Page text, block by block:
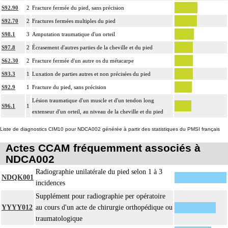
contention par appareillage rigide externe.
L'évacuation de collection articulaire inclut le lavage de l'articulation, avec ou
sans drainage.
La reconstruction osseuse ou articulaire par greffe, transplant ou matériau inerte
non prothétique inclut l'ostéosynthèse.
La réduction d'une luxation, par abord direct inclut la réparation de l'appareil
capsuloligamentaire de l'articulation par suture ou plastie, la stabilisation de
L'ostéosynthèse d'une fracture inclut sa réduction simultanée et sa contention
par appareillage externe.
La réduction orthopédique extemporanée d'une luxation inclut la contention
par confection d'un appareillage rigide externe, ou la stabilisation interne
[arthrorise] temporaire.
14
La réduction orthopédique extemporanée d'une fracture inclut la contention par
confection d'un appareillage rigide externe.
Comprend : réduction orthopédique itérative de fracture, avec gypsotomie de
S92.90 2 Fracture fermée du pied, sans précision
S92.70 2 Fractures fermées multiples du pied
S98.1 3 Amputation traumatique d'un orteil
S97.8 2 Écrasement d'autres parties de la cheville et du pied
S62.30 2 Fracture fermée d'un autre os du métacarpe
S93.3 1 Luxation de parties autres et non précisées du pied
S92.9 1 Fracture du pied, sans précision
S96.1 1
Lésion traumatique d'un muscle et d'un tendon long
extenseur d'un orteil, au niveau de la cheville et du pied
Liste de diagnostics CIM10 pour NDCA002 générée à partir des statistiques du PMSI français
Actes CCAM fréquemment associés à
NDCA002
NDQK001
Radiographie unilatérale du pied selon 1 à 3
incidences
YYYY012
Supplément pour radiographie per opératoire
au cours d'un acte de chirurgie orthopédique ou
traumatologique